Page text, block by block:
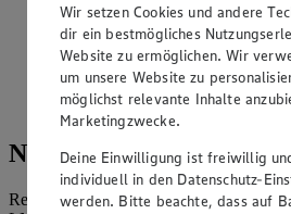
köcheln lassen.
Lorbeerblätter und restliches
30 Minuten köcheln lassen. Mit
Paprikapulver abschmecken.
Servieren entfernen.
Nährwerte
Referenzmenge für einen
Wir setzen Cookies und andere
dir ein bestmögliches
Website zu ermöglichen. Wir
um unsere Website zu
möglichst relevante Inhalte
Marketingzwecke.
Deine Einwilligung ist freiwillig
individuell in den Datenschutz-
werden. Bitte beachte, dass auf